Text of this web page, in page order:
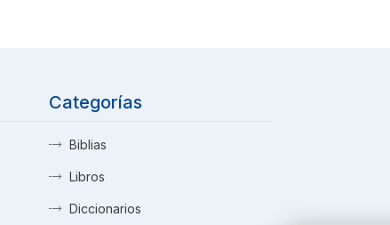
Categorías
Biblias
Libros
Diccionarios